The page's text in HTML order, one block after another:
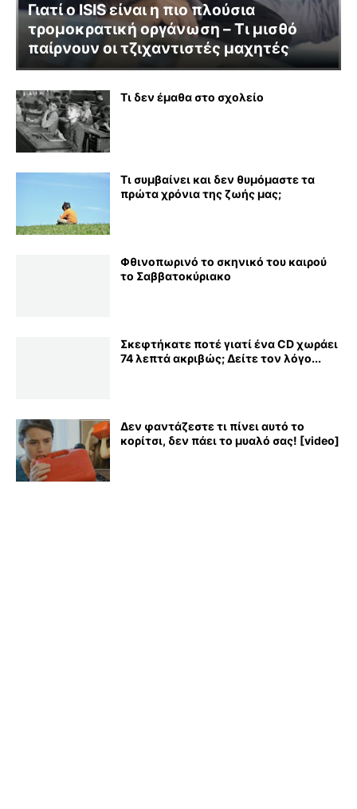
Γιατί ο ISIS είναι η πιο πλούσια
τρομοκρατική οργάνωση – Τι μισθό
παίρνουν οι τζιχαντιστές μαχητές
Τι δεν έμαθα στο σχολείο
Τι συμβαίνει και δεν θυμόμαστε τα
πρώτα χρόνια της ζωής μας;
Φθινοπωρινό το σκηνικό του καιρού
το Σαββατοκύριακο
Σκεφτήκατε ποτέ γιατί ένα CD χωράει
74 λεπτά ακριβώς; Δείτε τον λόγο...
Δεν φαντάζεστε τι πίνει αυτό το
κορίτσι, δεν πάει το μυαλό σας! [video]